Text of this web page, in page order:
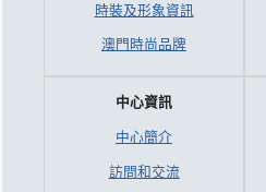
時裝及形象資訊
澳門時尚品牌
中心資訊
中心簡介
訪問和交流